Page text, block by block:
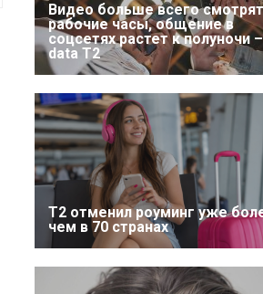
Видео больше всего
рабочие часы, общение в
соцсетях растет к полуночи
data T2
Т2 отменил роуминг уже
чем в 70 странах